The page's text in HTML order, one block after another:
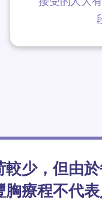
少，但由
療程不代